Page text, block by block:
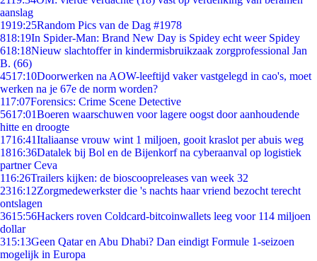
aanslag
1919:25Random Pics van de Dag #1978
818:19In Spider-Man: Brand New Day is Spidey echt weer Spidey
618:18Nieuw slachtoffer in kindermisbruikzaak zorgprofessional Jan
B. (66)
4517:10Doorwerken na AOW-leeftijd vaker vastgelegd in cao's, moet
werken na je 67e de norm worden?
117:07Forensics: Crime Scene Detective
5617:01Boeren waarschuwen voor lagere oogst door aanhoudende
hitte en droogte
1716:41Italiaanse vrouw wint 1 miljoen, gooit kraslot per abuis weg
1816:36Datalek bij Bol en de Bijenkorf na cyberaanval op logistiek
partner Ceva
116:26Trailers kijken: de bioscoopreleases van week 32
2316:12Zorgmedewerkster die 's nachts haar vriend bezocht terecht
ontslagen
3615:56Hackers roven Coldcard-bitcoinwallets leeg voor 114 miljoen
dollar
315:13Geen Qatar en Abu Dhabi? Dan eindigt Formule 1-seizoen
mogelijk in Europa